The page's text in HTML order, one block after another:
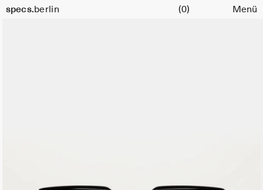
specs.berlin
Warenkorb (0) Menü